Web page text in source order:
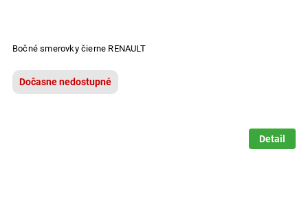
Bočné smerovky čierne RENAULT
Dočasne nedostupné
Detail